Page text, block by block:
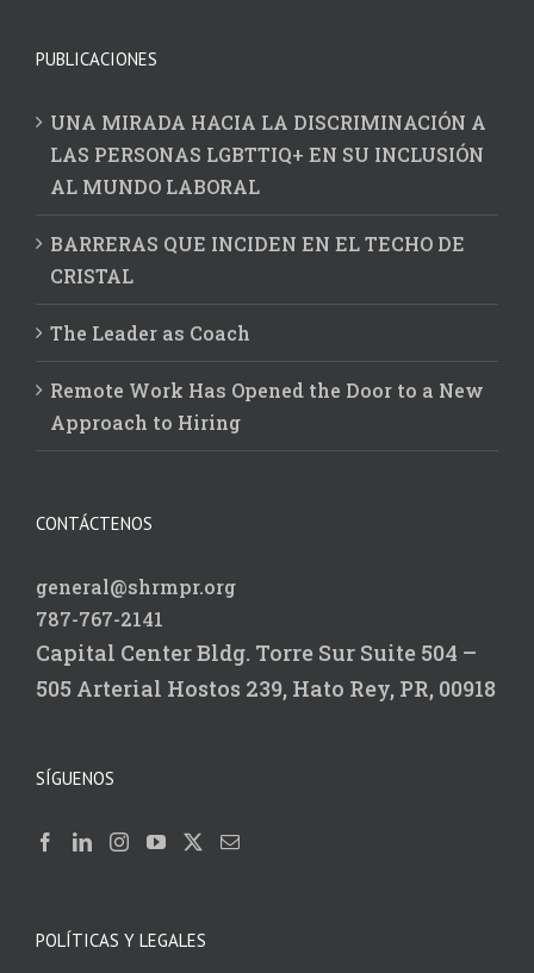
PUBLICACIONES
UNA MIRADA HACIA LA DISCRIMINACIÓN A
LAS PERSONAS LGBTTIQ+ EN SU INCLUSIÓN
AL MUNDO LABORAL
BARRERAS QUE INCIDEN EN EL TECHO DE
CRISTAL
The Leader as Coach
Remote Work Has Opened the Door to a New
Approach to Hiring
CONTÁCTENOS
general@shrmpr.org
787-767-2141
Capital Center Bldg. Torre Sur Suite 504 –
505 Arterial Hostos 239, Hato Rey, PR, 00918
SÍGUENOS
POLÍTICAS Y LEGALES